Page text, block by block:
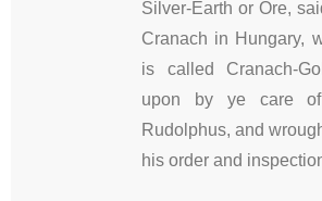
Silver-Earth or Ore,
Cranach in Hungary,
is called Cranach-
upon by ye care
Rudolphus, and
his order and